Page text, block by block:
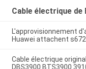
Cable électrique de
L'approvisionnement
Huawei attachent
Cable électrique
DBS3900 BTS3900